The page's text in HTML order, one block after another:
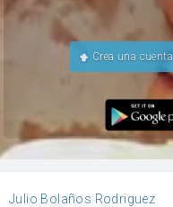
Crea una cuenta
Julio Bolaños Rodriguez